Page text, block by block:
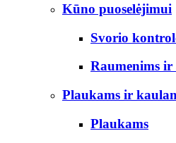
Kūno puoselėjimui
Svorio
Raumenims
Plaukams ir
Plaukams